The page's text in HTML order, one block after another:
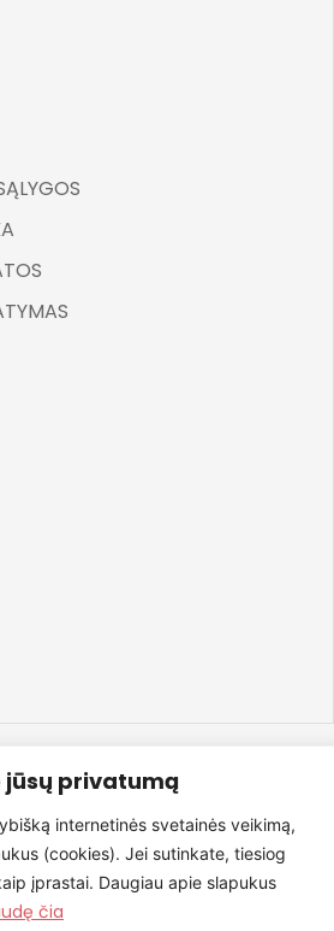
jūsų privatumą
internetinės svetainės veikimą,
(cookies). Jei sutinkate, tiesiog
įprastai. Daugiau apie slapukus
čia
ZAVISTAUSKAITĖ 2025